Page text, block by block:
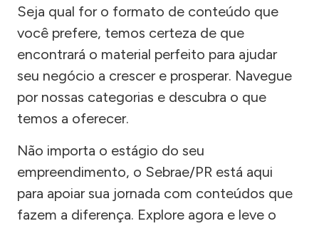
Seja qual for o formato de conteúdo que
você prefere, temos certeza de que
encontrará o material perfeito para ajudar
seu negócio a crescer e prosperar. Navegue
por nossas categorias e descubra o que
temos a oferecer.
Não importa o estágio do seu
empreendimento, o Sebrae/PR está aqui
para apoiar sua jornada com conteúdos que
fazem a diferença. Explore agora e leve o